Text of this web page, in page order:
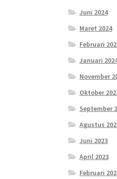
Juni 2024
Maret 2024
Februari
Januari
November
Oktober
September
Agustus
Juni 2023
April 2023
Februari